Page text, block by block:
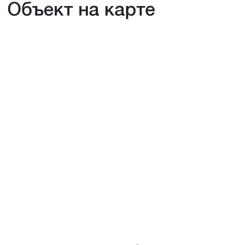
Объект на карте